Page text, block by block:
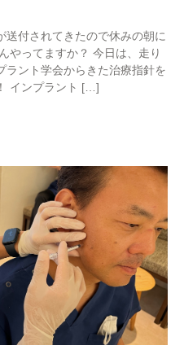
送付されてきたので休みの朝に
やってますか？ 今日は、走り
ラント学会からきた治療指針を
インプラント […]